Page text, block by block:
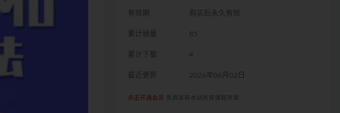
有效期 购买后永久有效
累计销量 85
累计下载 4
最近更新 2026年06月02日
点击开通会员 免费享有本站所有课程资源